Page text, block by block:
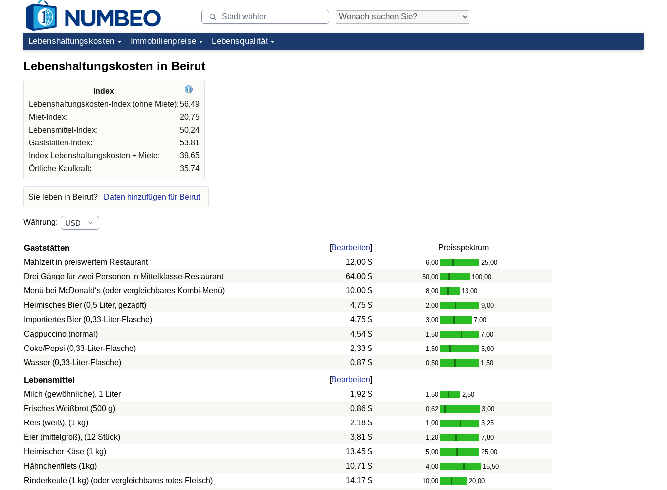
Lebenshaltungskosten Immobilienpreise Lebensqualität
Lebenshaltungskosten in Beirut
Index
Lebenshaltungskosten-Index (ohne Miete):56,49
Miet-Index:
20,75
Lebensmittel-Index:
50,24
Gaststätten-Index:
53,81
Index Lebenshaltungskosten + Miete:
39,65
Örtliche Kaufkraft:
35,74
Sie leben in Beirut? Daten hinzufügen für Beirut
Währung:
Gaststätten [Bearbeiten]
Preisspektrum
Mahlzeit in preiswertem Restaurant
12,00 $ 6,00 - 25,00
Drei Gänge für zwei Personen in Mittelklasse-Restaurant 64,00 $ 50,00 - 100,00
Menü bei McDonald‘s (oder vergleichbares Kombi-Menü) 10,00 $ 8,00 - 13,00
Heimisches Bier (0,5 Liter, gezapft) 4,75 $ 2,00 - 9,00
Importiertes Bier (0,33-Liter-Flasche) 4,75 $ 3,00 - 7,00
Cappuccino (normal) 4,54 $ 1,50 - 7,00
Coke/Pepsi (0,33-Liter-Flasche) 2,33 $ 1,50 - 5,00
Wasser (0,33-Liter-Flasche) 0,87 $ 0,50 - 1,50
Lebensmittel [Bearbeiten]
Milch (gewöhnliche), 1 Liter
1,92 $ 1,50 - 2,50
Frisches Weißbrot (500 g) 0,86 $ 0,62 - 3,00
Reis (weiß), (1 kg) 2,18 $ 1,00 - 3,25
Eier (mittelgroß), (12 Stück) 3,81 $ 1,20 - 7,80
Heimischer Käse (1 kg) 13,45 $ 5,00 - 25,00
Hähnchenfilets (1kg) 10,71 $ 4,00 - 15,50
Rinderkeule (1 kg) (oder vergleichbares rotes Fleisch) 14,17 $ 10,00 - 20,00